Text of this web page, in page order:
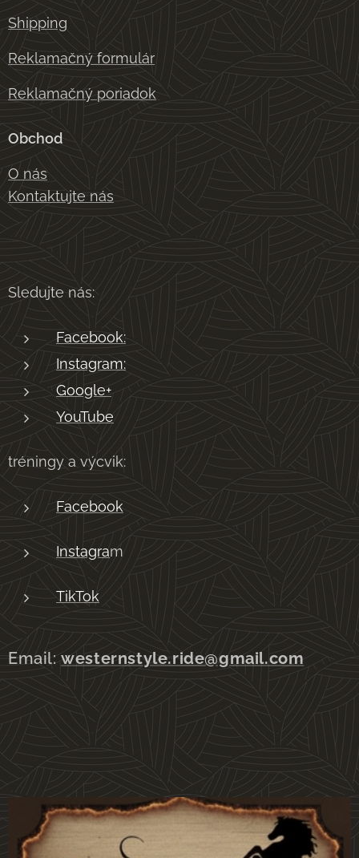
Shipping
Reklamačný formulár
Reklamačný poriadok
Obchod
O nás
Kontaktujte nás
Sledujte nás:
Facebook:
Instagram:
Google+
YouTube
tréningy a výcvik:
Facebook
Instagram
TikTok
Email:westernstyle.ride@gmail.com